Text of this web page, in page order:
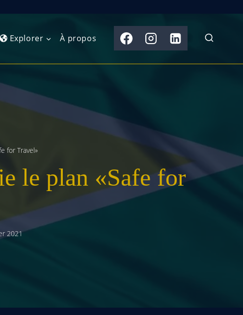
Explorer
Afrique du Nord
(Maghreb)
de l’Est
Afrique australe
Asie centrale
Sous-continent
Asie du Sud-Est
Extrême-Orient
À propos
for Travel»
le plan «Safe for
2021